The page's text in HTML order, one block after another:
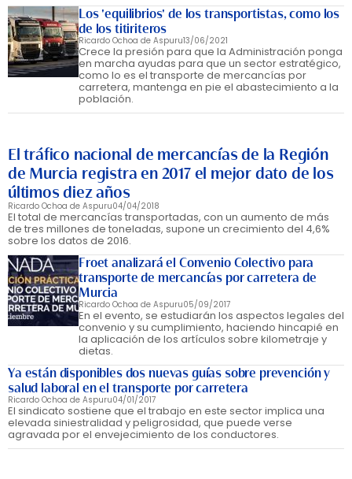
Los 'equilibrios' de los transportistas, como los
de los titiriteros
Ricardo Ochoa de Aspuru13/06/2021
Crece la presión para que la Administración ponga
en marcha ayudas para que un sector estratégico,
como lo es el transporte de mercancías por
carretera, mantenga en pie el abastecimiento a la
población.
El tráfico nacional de mercancías de la Región
de Murcia registra en 2017 el mejor dato de los
últimos diez años
Ricardo Ochoa de Aspuru04/04/2018
El total de mercancías transportadas, con un aumento de más
de tres millones de toneladas, supone un crecimiento del 4,6%
sobre los datos de 2016.
Froet analizará el Convenio Colectivo para
transporte de mercancías por carretera de
Murcia
Ricardo Ochoa de Aspuru05/09/2017
En el evento, se estudiarán los aspectos legales del
convenio y su cumplimiento, haciendo hincapié en
la aplicación de los artículos sobre kilometraje y
dietas.
Ya están disponibles dos nuevas guías sobre prevención y
salud laboral en el transporte por carretera
Ricardo Ochoa de Aspuru04/01/2017
El sindicato sostiene que el trabajo en este sector implica una
elevada siniestralidad y peligrosidad, que puede verse
agravada por el envejecimiento de los conductores.